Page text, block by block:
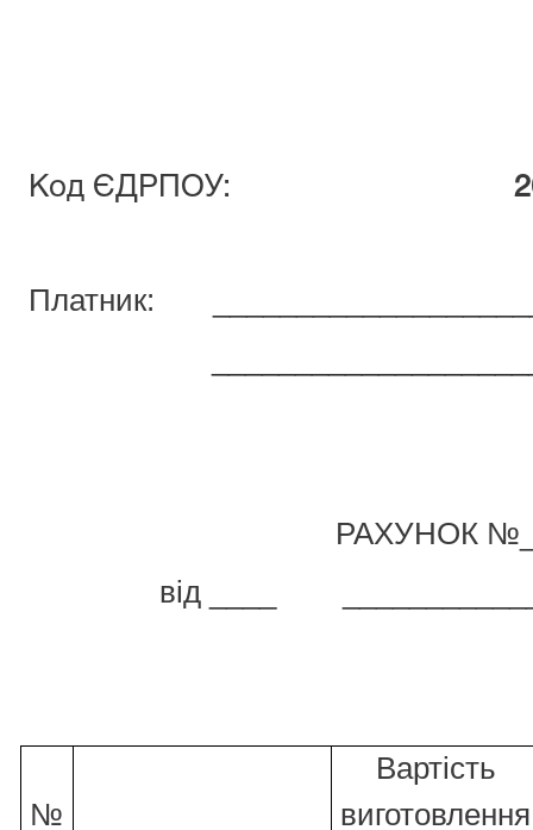
Код ЄДРПОУ:
Платник:
РАХУНОК
від ____
№
Вартість
виготовлення